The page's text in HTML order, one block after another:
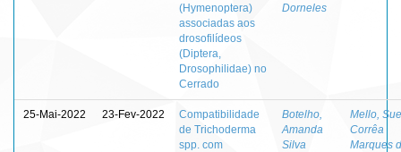
(Hymenoptera)
associadas aos
drosofilídeos
(Diptera,
Drosophilidae) no
Cerrado
Dorneles
25-Mai-2022 23-Fev-2022
Compatibilidade
de Trichoderma
spp. com
Botelho,
Amanda
Silva
Mello,
Corrêa
Marques